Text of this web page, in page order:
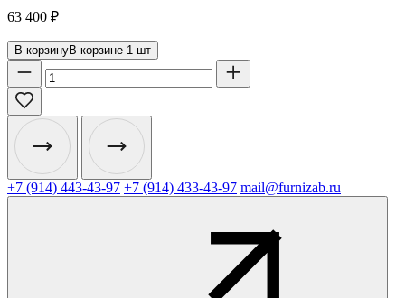
63 400 ₽
В корзинуВ корзине 1 шт
+7 (914) 443-43-97 +7 (914) 433-43-97 mail@furnizab.ru